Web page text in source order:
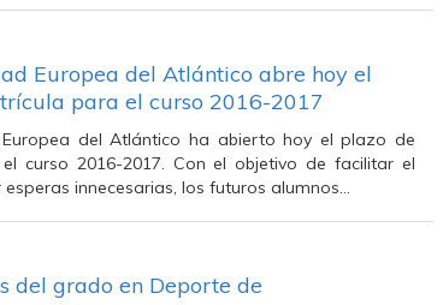
Europea del Atlántico abre hoy el
para el curso 2016-2017
Europea del Atlántico ha abierto hoy el plazo de
curso 2016-2017. Con el objetivo de facilitar el
innecesarias, los futuros alumnos…
del grado en Deporte de